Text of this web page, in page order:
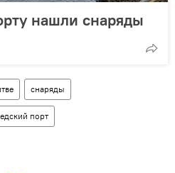
нашли снаряды
снаряды
порт